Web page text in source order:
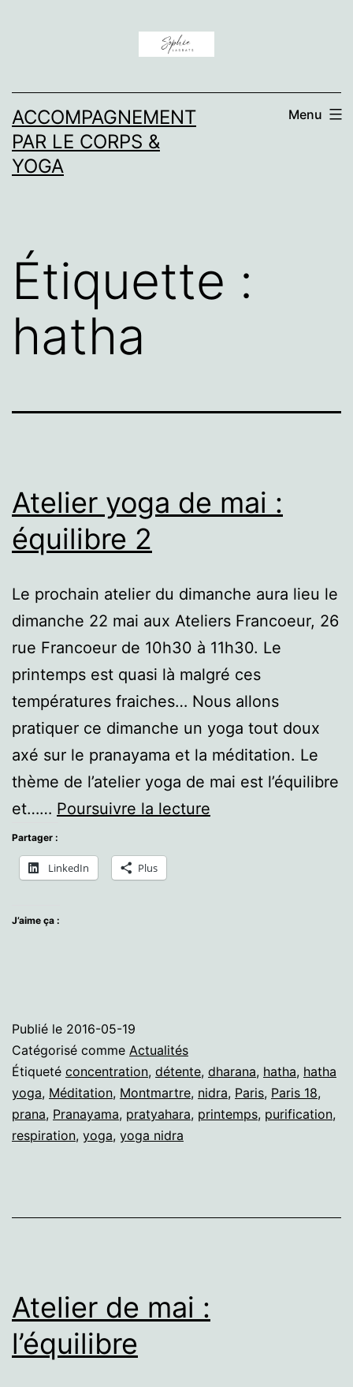
ACCOMPAGNEMENT
PAR LE CORPS &
YOGA
Menu
Étiquette :
hatha
Atelier yoga de mai :
équilibre 2
Le prochain atelier du dimanche aura lieu le
dimanche 22 mai aux Ateliers Francoeur, 26
rue Francoeur de 10h30 à 11h30. Le
printemps est quasi là malgré ces
températures fraiches… Nous allons
pratiquer ce dimanche un yoga tout doux
axé sur le pranayama et la méditation. Le
thème de l’atelier yoga de mai est l’équilibre
et…… Poursuivre la lecture
Partager :
LinkedIn Plus
J’aime ça :
Publié le 2016-05-19
Catégorisé comme Actualités
Étiqueté concentration, détente, dharana, hatha, hatha
yoga, Méditation, Montmartre, nidra, Paris, Paris 18,
prana, Pranayama, pratyahara, printemps, purification,
respiration, yoga, yoga nidra
Atelier de mai :
l’équilibre